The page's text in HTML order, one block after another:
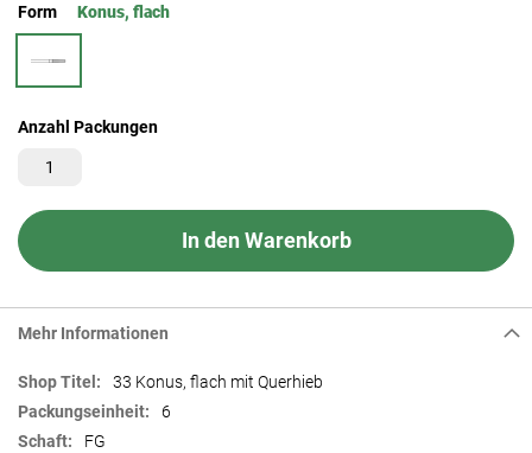
Form Konus, flach
Anzahl Packungen
In den Warenkorb
Mehr Informationen
Mehr
Informationen
33 Konus, flach mit Querhieb
6
FG